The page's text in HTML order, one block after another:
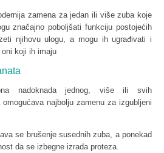
zamena za jedan ili više zuba koje
značajno poboljšati funkciju postojećih
njihovu ulogu, a mogu ih ugrađivati i
koji ih imaju
nadoknada jednog, više ili svih
omogućava najbolju zamenu za izgubljeni
se brušenje susednih zuba, a ponekad
da se izbegne izrada proteza.